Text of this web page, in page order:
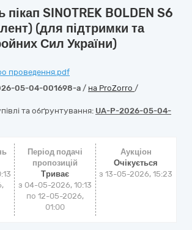
SINOTREK BOLDEN S6
(для підтримки та
Сил України)
проведення.pdf
05-04-001698-a/ на ProZorro /
та обґрунтування: UA-P-2026-05-04-
Період подачі
пропозицій
Триває
з 04-05-2026, 10:13
по 12-05-2026,
01:00
Аукціон
Очікується
з13-05-2026, 15:23